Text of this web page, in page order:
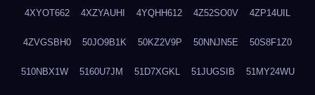
4XYOT662 4XZYAUHI 4YQHH612 4Z52SO0V 4ZP14UIL
4ZVGSBH0 50JO9B1K 50KZ2V9P 50NNJN5E 50S8F1Z0
510NBX1W 5160U7JM 51D7XGKL 51JUGSIB 51MY24WU